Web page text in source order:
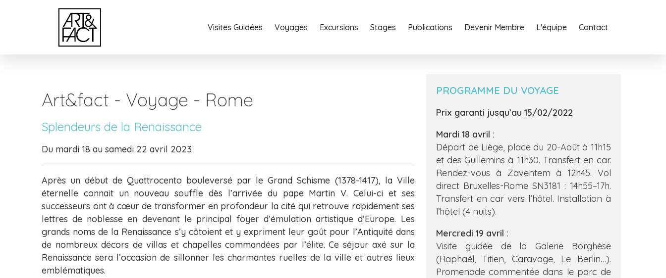
Home Portfolio Agency Services Journal Contact
Visites Guidées Voyages Excursions Stages Publications Devenir Membre L'équipe Contact
Art&fact - Voyage - Rome
Splendeurs de la Renaissance
Du mardi 18 au samedi 22 avril 2023
Après un début de Quattrocento bouleversé par le Grand Schisme (1378-1417), la Ville
éternelle connait un nouveau souffle dès l’arrivée du pape Martin V. Celui-ci et ses
successeurs ont à cœur de transformer en profondeur la cité qui retrouve rapidement ses
lettres de noblesse en devenant le principal foyer d’émulation artistique d’Europe. Les
grands noms de la Renaissance s’y côtoient et y expriment leur goût pour l’Antiquité dans
de nombreux décors de villas et chapelles commandées par l’élite. Ce séjour axé sur la
Renaissance sera l’occasion de sillonner les charmantes ruelles de la ville et autres lieux
emblématiques.
PROGRAMME DU VOYAGE
Prix garanti jusqu’au 15/02/2022
Mardi 18 avril :
Départ de Liège, place du 20-Août à 11h15
et des Guillemins à 11h30. Transfert en car.
Rendez-vous à Zaventem à 12h45. Vol
direct Bruxelles-Rome SN3181 : 14h55–17h.
Transfert en car vers l‘hôtel. Installation à
l’hôtel (4 nuits).
Mercredi 19 avril :
Visite guidée de la Galerie Borghèse
(Raphaël, Titien, Caravage, Le Berlin…).
Promenade commentée dans le parc de